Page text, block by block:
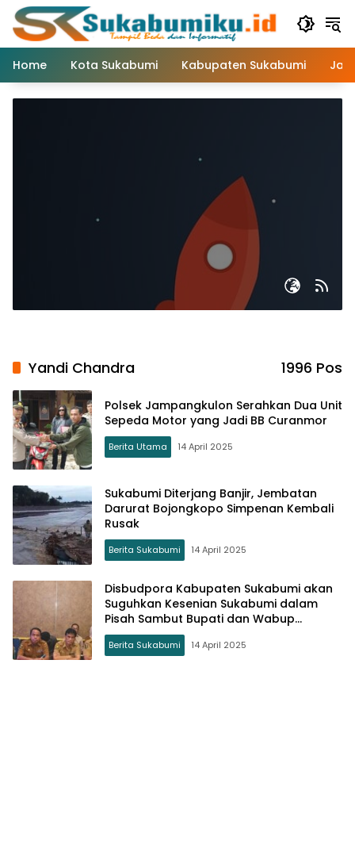
Langsung
konten
Home
Kota Sukabumi Kabupaten Sukabumi
Yandi Chandra 1996 Pos
Polsek Jampangkulon Serahkan Dua Unit
Sepeda Motor yang Jadi BB Curanmor
Berita Utama 14 April 2025
Sukabumi Diterjang Banjir, Jembatan
Darurat Bojongkopo Simpenan Kembali
Rusak
Berita Sukabumi 14 April 2025
Disbudpora Kabupaten Sukabumi akan
Suguhkan Kesenian Sukabumi dalam
Pisah Sambut Bupati dan Wabup
Sukabumi
Berita Sukabumi 14 April 2025